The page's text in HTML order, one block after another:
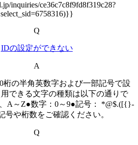
inquiries/ce36c7c8f9fd8f319c28?
select_sid=6758316)}}
Q
IDの設定ができない
A
桁の半角英数字および一部記号で設
できる文字の種類は以下の通りで
A～Z●数字：0～9●記号： *@$.([{}-
号や桁数をご確認ください。
Q